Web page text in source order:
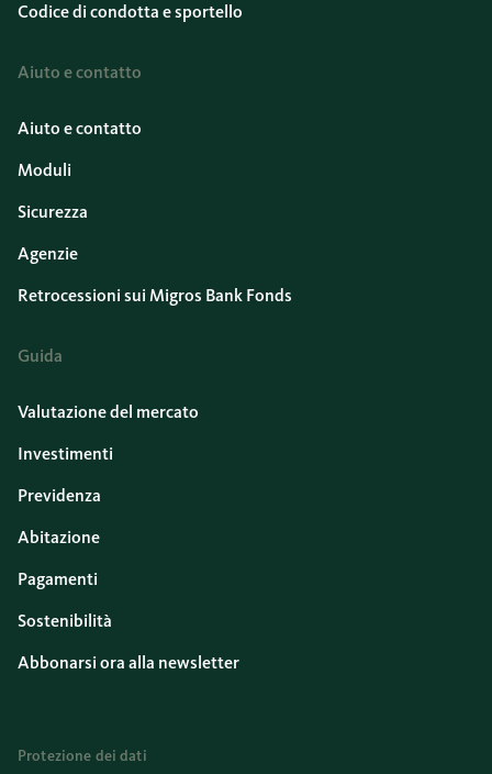
Codice di condotta e sportello
Aiuto e contatto
Aiuto e contatto
Moduli
Sicurezza
Agenzie
Retrocessioni sui Migros Bank Fonds
Guida
Valutazione del mercato
Investimenti
Previdenza
Abitazione
Pagamenti
Sostenibilità
Abbonarsi ora alla newsletter
Protezione dei dati